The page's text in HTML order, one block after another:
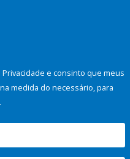
e consinto que meus
medida do necessário, para